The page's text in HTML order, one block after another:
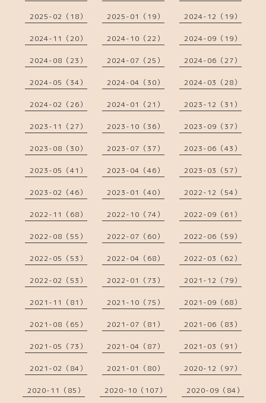
2025-02（18） 2025-01（19） 2024-12（19）
2024-11（20） 2024-10（22） 2024-09（19）
2024-08（23） 2024-07（25） 2024-06（27）
2024-05（34） 2024-04（30） 2024-03（28）
2024-02（26） 2024-01（21） 2023-12（31）
2023-11（27） 2023-10（36） 2023-09（37）
2023-08（30） 2023-07（37） 2023-06（43）
2023-05（41） 2023-04（46） 2023-03（57）
2023-02（46） 2023-01（40） 2022-12（54）
2022-11（68） 2022-10（74） 2022-09（61）
2022-08（55） 2022-07（60） 2022-06（59）
2022-05（53） 2022-04（68） 2022-03（62）
2022-02（53） 2022-01（73） 2021-12（79）
2021-11（81） 2021-10（75） 2021-09（68）
2021-08（65） 2021-07（81） 2021-06（83）
2021-05（73） 2021-04（87） 2021-03（91）
2021-02（84） 2021-01（80） 2020-12（97）
2020-11（85） 2020-10（107） 2020-09（84）